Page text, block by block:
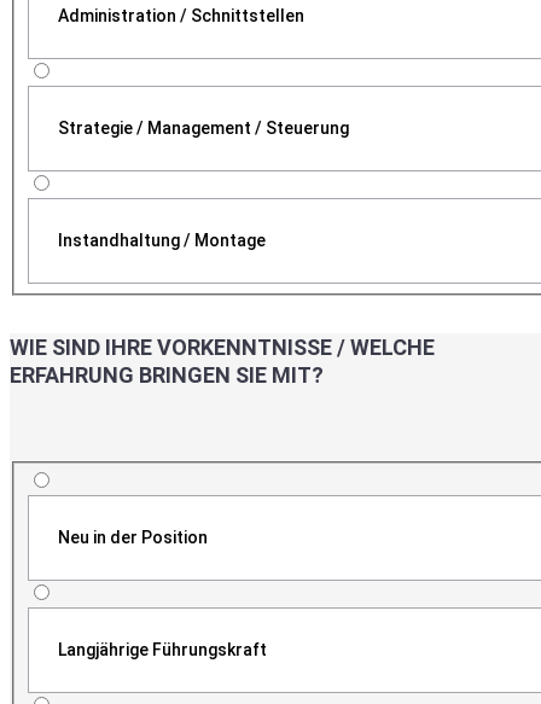
Administration / Schnittstellen
Strategie / Management / Steuerung
Instandhaltung / Montage
WIE SIND IHRE VORKENNTNISSE / WELCHE
ERFAHRUNG BRINGEN SIE MIT?
Neu in der Position
Langjährige Führungskraft